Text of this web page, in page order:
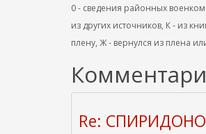
0 - сведения районных
из других источников, К - из
плену, Ж - вернулся из плена
Re: